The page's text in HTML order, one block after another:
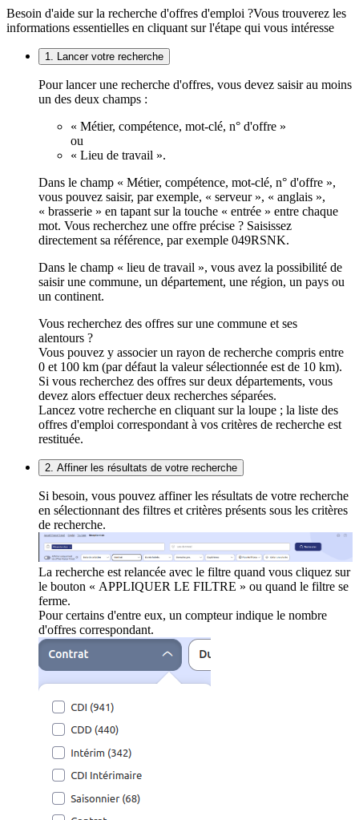
Besoin d'aide sur la recherche d'offres d'emploi ?Vous trouverez les
informations essentielles en cliquant sur l'étape qui vous intéresse
1. Lancer votre recherche
Pour lancer une recherche d'offres, vous devez saisir au moins
un des deux champs :
« Métier, compétence, mot-clé, n° d'offre »
ou
« Lieu de travail ».
Dans le champ « Métier, compétence, mot-clé, n° d'offre »,
vous pouvez saisir, par exemple, « serveur », « anglais »,
« brasserie » en tapant sur la touche « entrée » entre chaque
mot. Vous recherchez une offre précise ? Saisissez
directement sa référence, par exemple 049RSNK.
Dans le champ « lieu de travail », vous avez la possibilité de
saisir une commune, un département, une région, un pays ou
un continent.
Vous recherchez des offres sur une commune et ses
alentours ?
Vous pouvez y associer un rayon de recherche compris entre
0 et 100 km (par défaut la valeur sélectionnée est de 10 km).
Si vous recherchez des offres sur deux départements, vous
devez alors effectuer deux recherches séparées.
Lancez votre recherche en cliquant sur la loupe ; la liste des
offres d'emploi correspondant à vos critères de recherche est
restituée.
2. Affiner les résultats de votre recherche
Si besoin, vous pouvez affiner les résultats de votre recherche
en sélectionnant des filtres et critères présents sous les critères
de recherche.
La recherche est relancée avec le filtre quand vous cliquez sur
le bouton « APPLIQUER LE FILTRE » ou quand le filtre se
ferme.
Pour certains d'entre eux, un compteur indique le nombre
d'offres correspondant.